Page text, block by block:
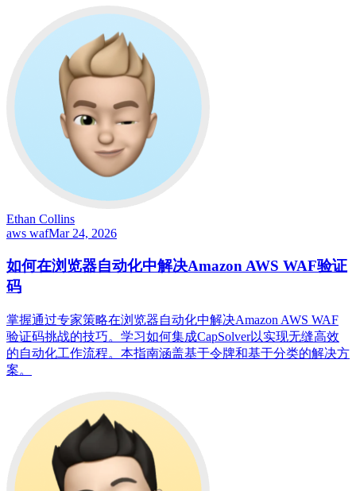
Ethan Collins
aws wafMar 24, 2026
如何在浏览器自动化中解决Amazon AWS WAF验证
码
掌握通过专家策略在浏览器自动化中解决Amazon AWS WAF
验证码挑战的技巧。学习如何集成CapSolver以实现无缝高效
的自动化工作流程。本指南涵盖基于令牌和基于分类的解决方
案。